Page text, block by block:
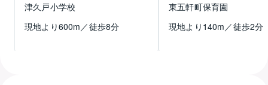
津久戸小学校
現地より600m／徒歩8分
東五軒町保育園
現地より 140m／徒歩2分